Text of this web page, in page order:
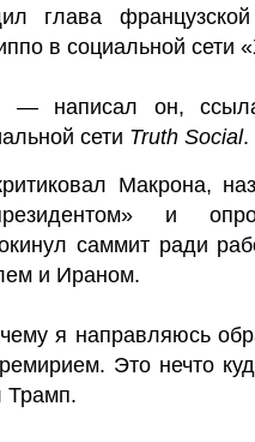
глава французской
в социальной сети
— написал он,
сети Truth Social.
Макрона,
и
саммит ради
и Ираном.
я направляюсь
Это нечто
Трамп.